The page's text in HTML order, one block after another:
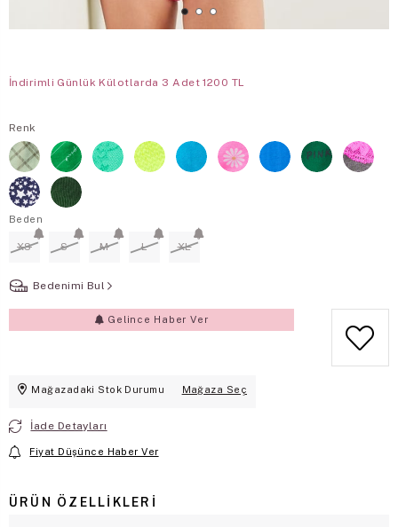
İndirimli Günlük Külotlarda 3 Adet 1200 TL
Renk
Beden
XS S M L XL
Bedenimi Bul
Gelince Haber Ver
Mağazadaki Stok Durumu Mağaza Seç
İade Detayları
Fiyat Düşünce Haber Ver
ÜRÜN ÖZELLIKLERI